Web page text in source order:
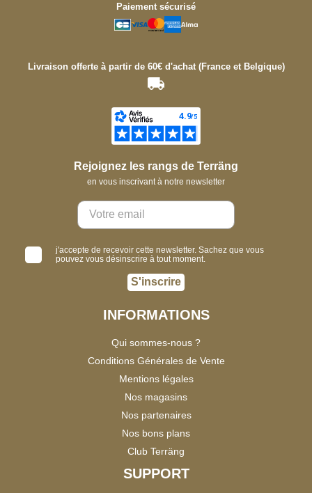
Paiement sécurisé
Livraison offerte à partir de 60€ d'achat (France et Belgique)
Rejoignez les rangs de Terräng
en vous inscrivant à notre newsletter
j'accepte de recevoir cette newsletter. Sachez que vous
pouvez vous désinscrire à tout moment.
S'inscrire
INFORMATIONS
Qui sommes-nous ?
Conditions Générales de Vente
Mentions légales
Nos magasins
Nos partenaires
Nos bons plans
Club Terräng
SUPPORT